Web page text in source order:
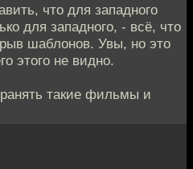
что для западного
для западного, - всё, что
шаблонов. Увы, но это
этого не видно.
такие фильмы и